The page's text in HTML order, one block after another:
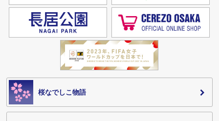
桜なでしこ物語